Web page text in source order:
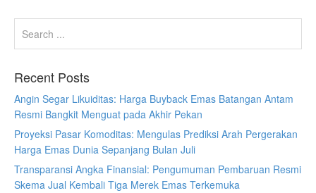
Recent Posts
Angin Segar Likuiditas: Harga Buyback Emas Batangan Antam
Resmi Bangkit Menguat pada Akhir Pekan
Proyeksi Pasar Komoditas: Mengulas Prediksi Arah Pergerakan
Harga Emas Dunia Sepanjang Bulan Juli
Transparansi Angka Finansial: Pengumuman Pembaruan Resmi
Skema Jual Kembali Tiga Merek Emas Terkemuka